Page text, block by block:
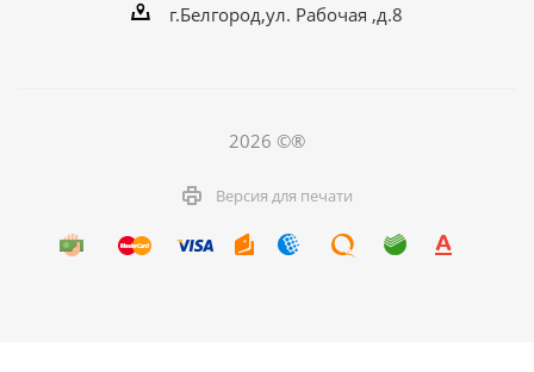
г.Белгород,ул. Рабочая ,д.8
2026 ©®
Версия для печати